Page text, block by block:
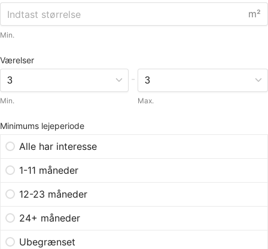
m²
Min.
Værelser
Min.
-
Max.
Minimums lejeperiode
Alle har interesse
1-11 måneder
12-23 måneder
24+ måneder
Ubegrænset